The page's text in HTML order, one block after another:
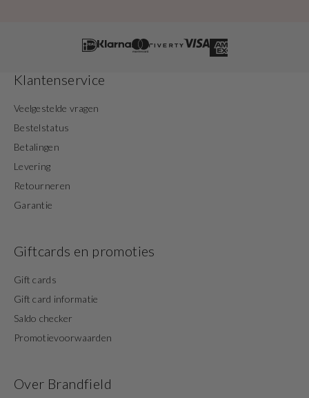
Klantenservice
Veelgestelde vragen
Bestelstatus
Betalingen
Levering
Retourneren
Garantie
Giftcards en promoties
Gift cards
Gift card informatie
Saldo checker
Promotievoorwaarden
Over Brandfield